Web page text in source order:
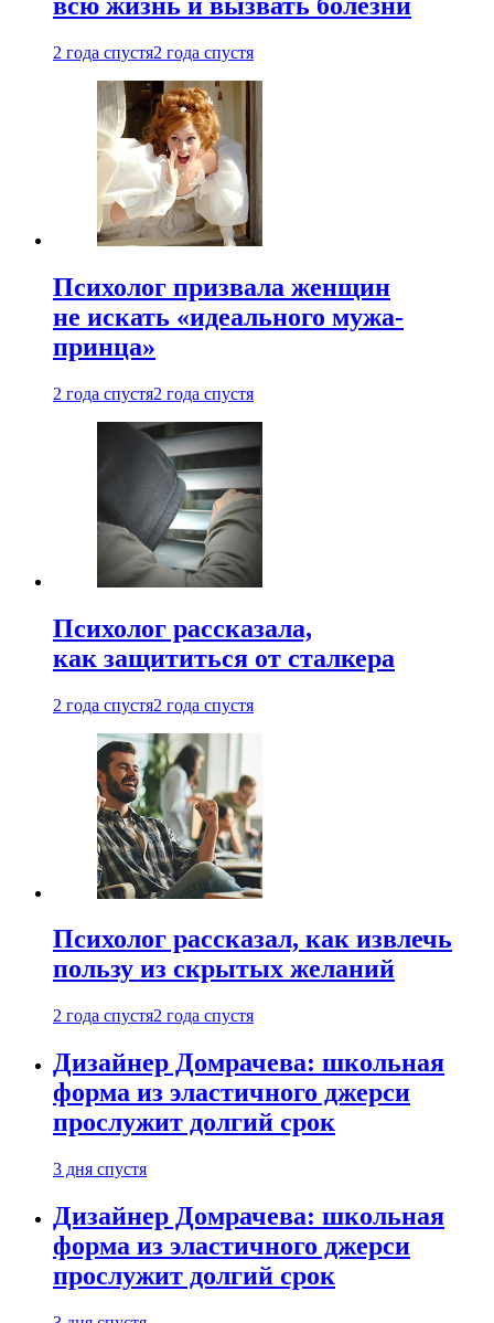
2 года спустя2 года спустя
Психолог призвала женщин
не искать «идеального мужа-
принца»
2 года спустя2 года спустя
Психолог рассказала,
как защититься от сталкера
2 года спустя2 года спустя
Психолог рассказал, как извлечь
пользу из скрытых желаний
2 года спустя2 года спустя
Дизайнер Домрачева: школьная
форма из эластичного джерси
прослужит долгий срок
3 дня спустя
Дизайнер Домрачева: школьная
форма из эластичного джерси
прослужит долгий срок